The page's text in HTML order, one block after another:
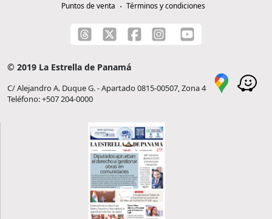
Puntos de venta
Términos y condiciones
© 2019 La Estrella de Panamá
C/ Alejandro A. Duque G. - Apartado 0815-00507, Zona 4
Teléfono: +507 204-0000